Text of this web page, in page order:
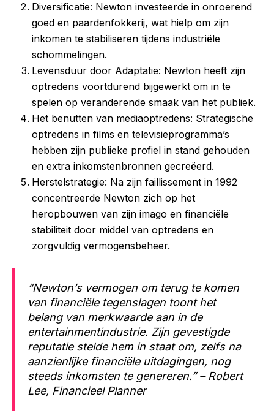
Diversificatie: Newton investeerde in onroerend
goed en paardenfokkerij, wat hielp om zijn
inkomen te stabiliseren tijdens industriële
schommelingen.
Levensduur door Adaptatie: Newton heeft zijn
optredens voortdurend bijgewerkt om in te
spelen op veranderende smaak van het publiek.
Het benutten van mediaoptredens: Strategische
optredens in films en televisieprogramma’s
hebben zijn publieke profiel in stand gehouden
en extra inkomstenbronnen gecreëerd.
Herstelstrategie: Na zijn faillissement in 1992
concentreerde Newton zich op het
heropbouwen van zijn imago en financiële
stabiliteit door middel van optredens en
zorgvuldig vermogensbeheer.
“Newton’s vermogen om terug te komen
van financiële tegenslagen toont het
belang van merkwaarde aan in de
entertainmentindustrie. Zijn gevestigde
reputatie stelde hem in staat om, zelfs na
aanzienlijke financiële uitdagingen, nog
steeds inkomsten te genereren.” – Robert
Lee, Financieel Planner